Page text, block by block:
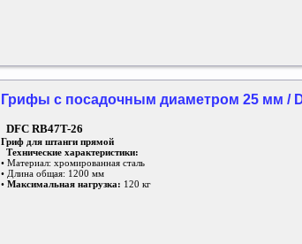
Грифы с посадочным диаметром 25 мм /
DFC RB47T-26
Гриф для штанги прямой
Технические характеристики:
• Материал: хромированная сталь
• Длина общая: 1200 мм
• Максимальная нагрузка: 120 кг